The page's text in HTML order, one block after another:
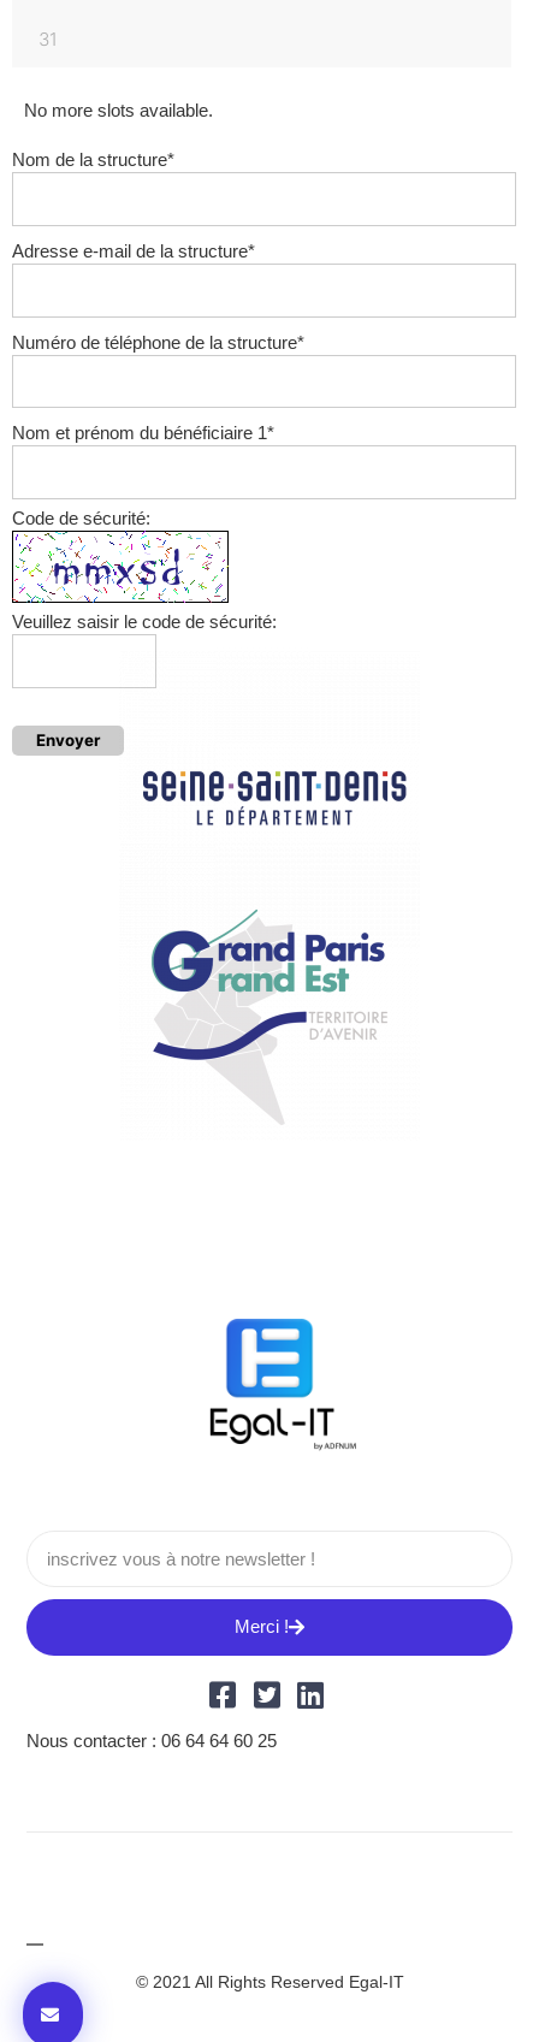
31
No more slots available.
Nom de la structure*
Adresse e-mail de la structure*
Numéro de téléphone de la structure*
Nom et prénom du bénéficiaire 1*
Code de sécurité:
Veuillez saisir le code de sécurité:
Envoyer
Merci !
Nous contacter : 06 64 64 60 25
© 2021 All Rights Reserved Egal-IT